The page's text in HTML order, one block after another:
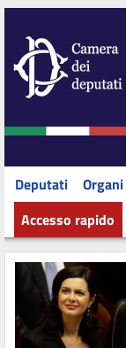
Deputati
Accesso rapido